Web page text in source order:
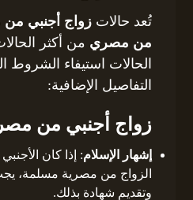
تُعد حالاتزواج أجنبي
من مصري من أكثر
الحالات استيفاء الشروط
التفاصيل الإضافية:
زواج أجنبي من
إشهار الإسلام: إذا كان
الزواج من مصرية مسلمة،
وتقديم شهادة بذلك.